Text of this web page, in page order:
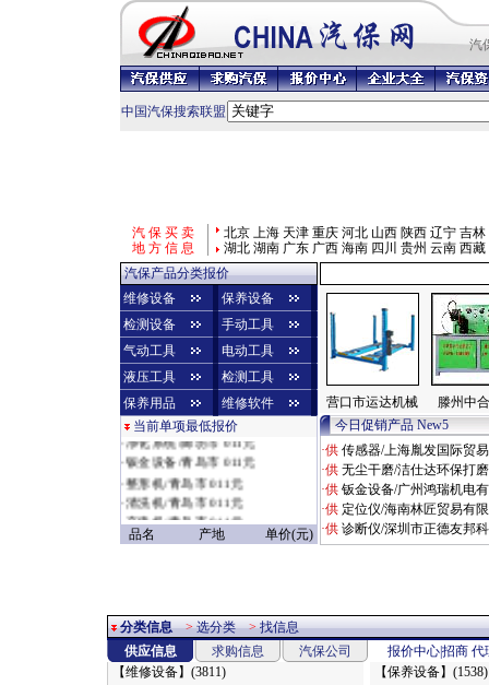
汽
中国汽保搜索联盟
汽 保 买 卖
地 方 信 息
北京 上海 天津 重庆 河北 山西 陕西 辽宁 吉林
湖北 湖南 广东 广西 海南 四川 贵州 云南 西藏
汽保产品分类报价
维修设备
保养设备
检测设备
手动工具
气动工具
电动工具
液压工具
检测工具
保养用品
维修软件
当前单项最低报价
·烤漆房/济南市 010元
· 净化系统/廊坊市 011元
·钣金设备/青岛市 011元
整形机/青岛市 011元
·清洗机/青岛市 011元
充电机/青岛市 011元
扳手/赣州市 09028元
1.37953518729114E19元
·电磨/郑州市 1.8元
·焊接设备/郑州市 1.8元
·喷枪/郑州市 1.8元
品名 产地 单价(元)
营口市运达机械
滕州中
今日促销产品 New5
·供 传感器/上海胤发国际贸
·供 无尘干磨/洁仕达环保打
·供 钣金设备/广州鸿瑞机电
·供 定位仪/海南林匠贸易有
·供 诊断仪/深圳市正德友邦
分类信息>选分类>找信息
供应信息
求购信息 汽保公司 报价中心招商 代
【维修设备】(3811)
【保养设备】(1538)